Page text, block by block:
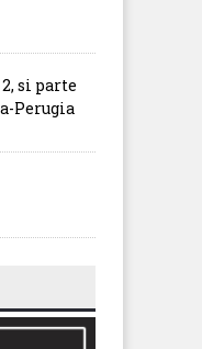
si parte
Perugia